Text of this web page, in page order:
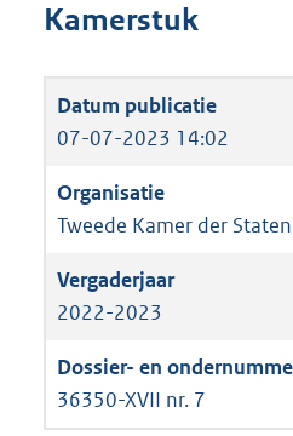
Kamerstuk
07-07-2023 14:02
Tweede Kamer der
2022-2023
36350-XVII nr. 7